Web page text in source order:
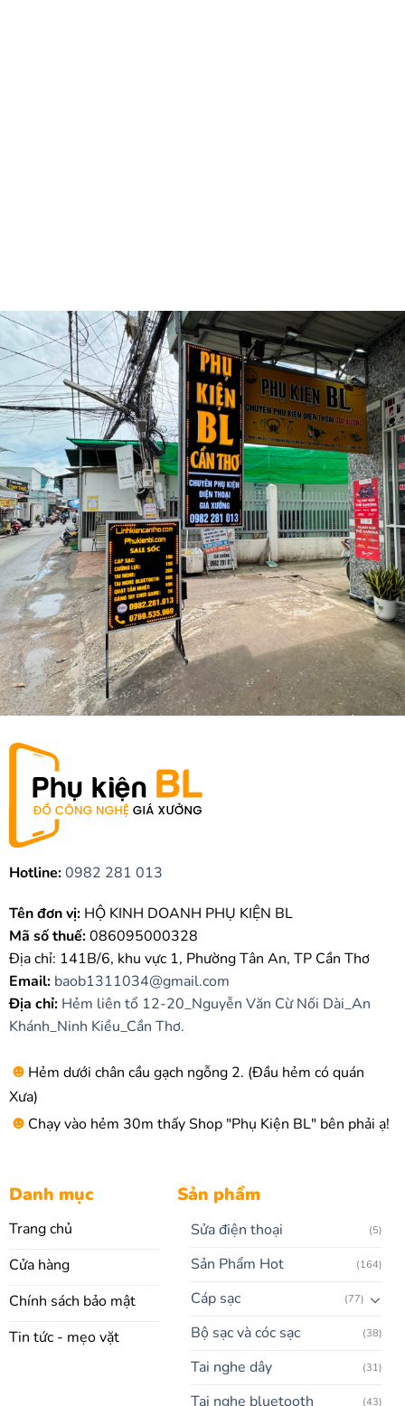
Hotline:0982 281 013
Tên đơn vị:HỘ KINH DOANH PHỤ KIỆN BL
Mã số thuế:086095000328
Địa chỉ: 141B/6, khu vực 1, Phường Tân An, TP Cần Thơ
Email:baob1311034@gmail.com
Địa chỉ: Hẻm liên tổ 12-20_Nguyễn Văn Cừ Nối Dài_An
Khánh_Ninh Kiều_Cần Thơ.
☻ Hẻm dưới chân cầu gạch ngỗng 2. (Đầu hẻm có quán
Xưa)
☻ Chạy vào hẻm 30m thấy Shop "Phụ Kiện BL" bên phải ạ!
Danh mục
Trang chủ
Cửa hàng
Chính sách bảo mật
Tin tức - mẹo vặt
Sản phẩm
Sửa điện thoại (5)
Sản Phẩm Hot (164)
Cáp sạc (77)
Bộ sạc và cóc sạc (38)
Tai nghe dây (31)
Tai nghe bluetooth (43)